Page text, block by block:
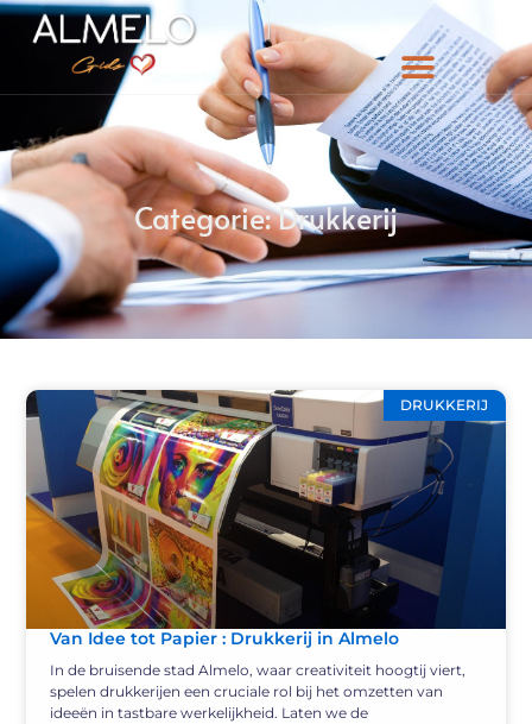
Categorie: Drukkerij
DRUKKERIJ
Van Idee tot Papier : Drukkerij in Almelo
In de bruisende stad Almelo, waar creativiteit hoogtij viert,
spelen drukkerijen een cruciale rol bij het omzetten van
ideeën in tastbare werkelijkheid. Laten we de